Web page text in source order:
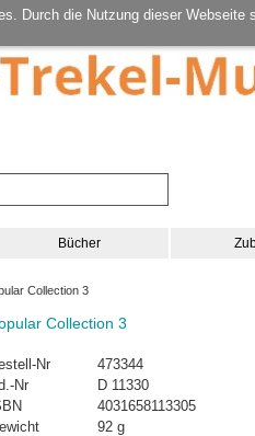
Durch die Nutzung dieser
Bücher
Collection 3
Collection 3
Nr
473344
Nr
D 11330
4031658113305
92 g